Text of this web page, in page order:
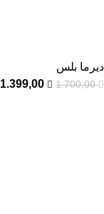
ديرما بلس
1.700,00
1.399,00